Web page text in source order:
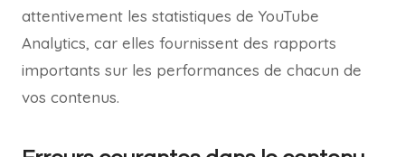
attentivement les statistiques de YouTube
Analytics, car elles fournissent des rapports
importants sur les performances de chacun de
vos contenus.